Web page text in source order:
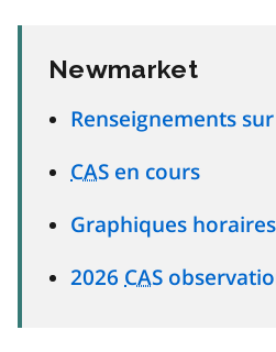
Newmarket
Renseignements
CAS en cours
Graphiques
2026 CAS